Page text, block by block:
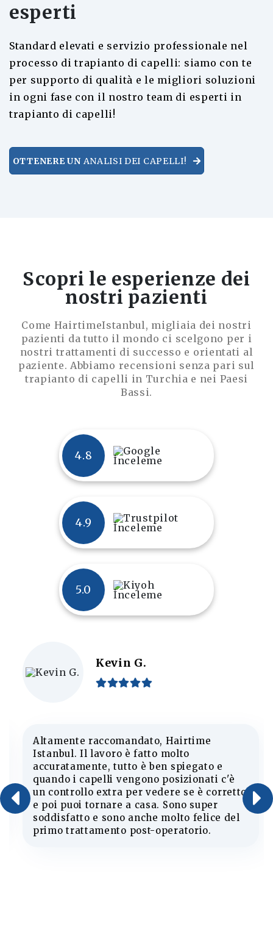
esperti
Standard elevati e servizio professionale nel
processo di trapianto di capelli: siamo con te
per supporto di qualità e le migliori soluzioni
in ogni fase con il nostro team di esperti in
trapianto di capelli!
OTTENERE UN ANALISI DEI CAPELLI!
Scopri le esperienze dei
nostri pazienti
Come HairtimeIstanbul, migliaia dei nostri
pazienti da tutto il mondo ci scelgono per i
nostri trattamenti di successo e orientati al
paziente. Abbiamo recensioni senza pari sul
trapianto di capelli in Turchia e nei Paesi
Bassi.
4.8
4.9
5.0
Kevin G.
Altamente raccomandato, Hairtime
Istanbul. Il lavoro è fatto molto
accuratamente, tutto è ben spiegato e
quando i capelli vengono posizionati c'è
un controllo extra per vedere se è corretto
e poi puoi tornare a casa. Sono super
soddisfatto e sono anche molto felice del
primo trattamento post-operatorio.